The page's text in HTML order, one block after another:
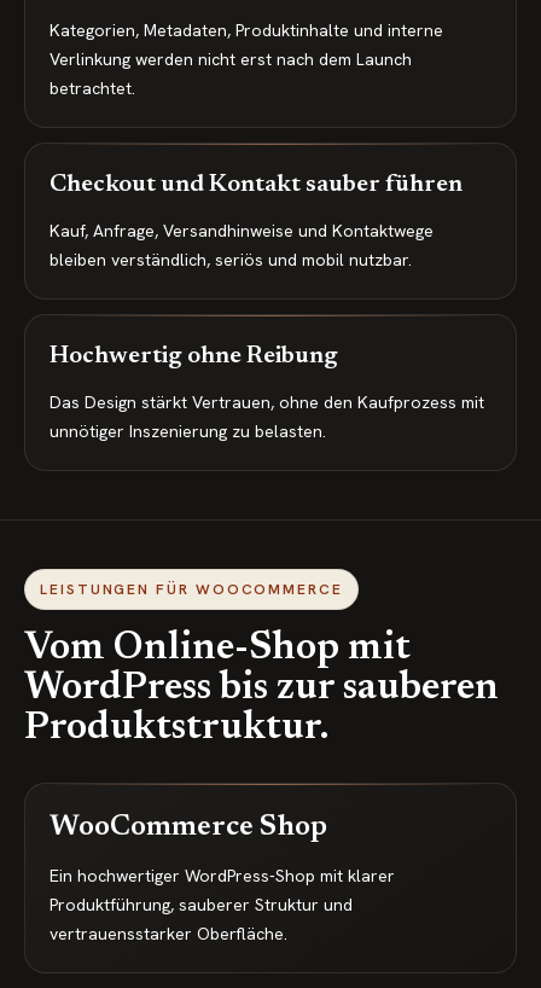
Kategorien, Metadaten, Produktinhalte und interne
Verlinkung werden nicht erst nach dem Launch
betrachtet.
Checkout und Kontakt sauber führen
Kauf, Anfrage, Versandhinweise und Kontaktwege
bleiben verständlich, seriös und mobil nutzbar.
Hochwertig ohne Reibung
Das Design stärkt Vertrauen, ohne den Kaufprozess mit
unnötiger Inszenierung zu belasten.
LEISTUNGEN FÜR WOOCOMMERCE
Vom Online-Shop mit
WordPress bis zur sauberen
Produktstruktur.
WooCommerce Shop
Ein hochwertiger WordPress-Shop mit klarer
Produktführung, sauberer Struktur und
vertrauensstarker Oberfläche.